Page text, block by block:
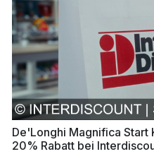
De'Longhi Magnifica
20% Rabatt bei